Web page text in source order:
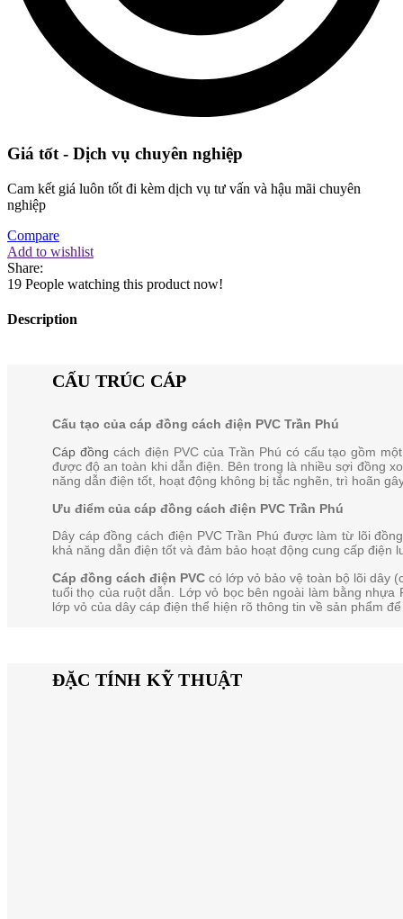
Giá tốt - Dịch vụ chuyên nghiệp
Cam kết giá luôn tốt đi kèm dịch vụ tư vấn và hậu mãi chuyên
nghiệp
Compare
Add to wishlist
Share:
19 People watching this product now!
Description
CẤU TRÚC CÁP
Cấu tạo của cáp đồng cách điện PVC Trần Phú
Cáp đồng cách điện PVC của Trần Phú có cấu tạo gồm
được độ an toàn khi dẫn điện. Bên trong là nhiều sợi đồng
năng dẫn điện tốt, hoạt động không bị tắc nghẽn, trì hoãn
Ưu điểm của cáp đồng cách điện PVC Trần Phú
Dây cáp đồng cách điện PVC Trần Phú được làm từ lõi
khả năng dẫn điện tốt và đảm bảo hoạt động cung cấp điện
Cáp đồng cách điện PVC có lớp vỏ bảo vệ toàn bộ lõi dây
tuổi thọ của ruột dẫn. Lớp vỏ bọc bên ngoài làm bằng
lớp vỏ của dây cáp điện thể hiện rõ thông tin về sản phẩm
ĐẶC TÍNH KỸ THUẬT